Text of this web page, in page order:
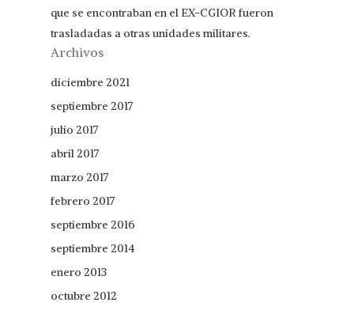
que se encontraban en el EX-CGIOR fueron
trasladadas a otras unidades militares.
Archivos
diciembre 2021
septiembre 2017
julio 2017
abril 2017
marzo 2017
febrero 2017
septiembre 2016
septiembre 2014
enero 2013
octubre 2012